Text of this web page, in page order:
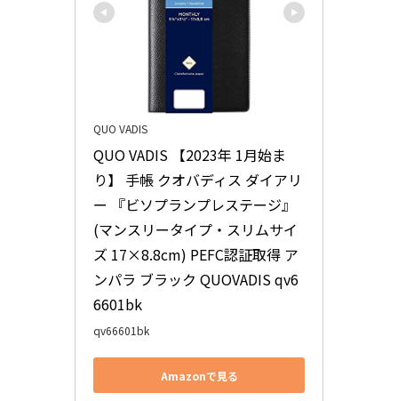
QUO VADIS
QUO VADIS 【2023年 1月始ま
り】 手帳 クオバディス ダイアリ
ー 『ビソプランプレステージ』
(マンスリータイプ・スリムサイ
ズ 17×8.8cm) PEFC認証取得 ア
ンパラ ブラック QUOVADIS qv6
6601bk
qv66601bk
Amazonで見る